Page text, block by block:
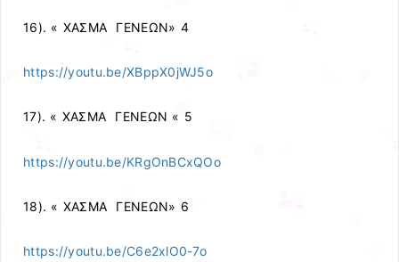
16). « ΧΑΣΜΑ ΓΕΝΕΩΝ» 4
https://youtu.be/XBppX0jWJ5o
17). « ΧΑΣΜΑ ΓΕΝΕΩΝ « 5
https://youtu.be/KRgOnBCxQOo
18). « ΧΑΣΜΑ ΓΕΝΕΩΝ» 6
https://youtu.be/C6e2xlO0-7o